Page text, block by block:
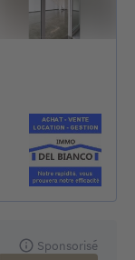
Sponsorisé